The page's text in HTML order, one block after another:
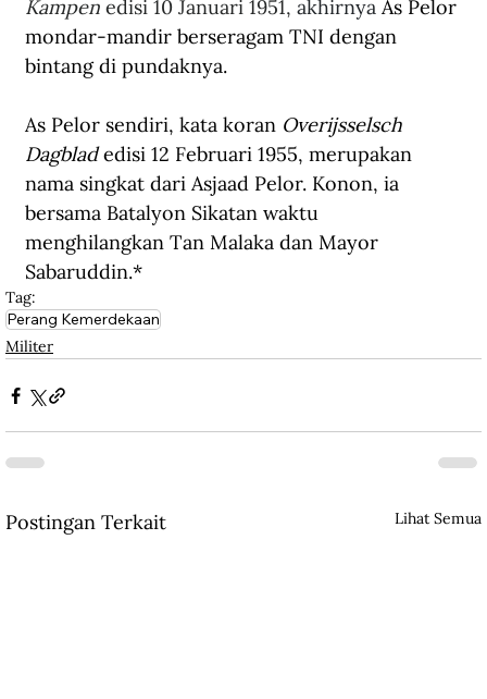
Kampen edisi 10 Januari 1951, akhirnya As Pelor
mondar-mandir berseragam TNI dengan
bintang di pundaknya.
As Pelor sendiri, kata koran Overijsselsch
Dagblad edisi 12 Februari 1955, merupakan
nama singkat dari Asjaad Pelor. Konon, ia
bersama Batalyon Sikatan waktu
menghilangkan Tan Malaka dan Mayor
Sabaruddin.*
Tag:
Perang Kemerdekaan
Militer
Postingan Terkait Lihat Semua